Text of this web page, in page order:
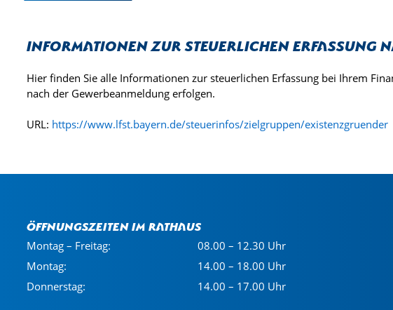
Informationen zur steuerlichen Erfassung
Hier finden Sie alle Informationen zur steuerlichen Erfassung bei Ihrem
nach der Gewerbeanmeldung erfolgen.
URL: https://www.lfst.bayern.de/steuerinfos/zielgruppen/existenzgruender
Öffnungszeiten im Rathaus
Montag – Freitag:
08.00 – 12.30 Uhr
Montag:
14.00 – 18.00 Uhr
Donnerstag:
14.00 – 17.00 Uhr